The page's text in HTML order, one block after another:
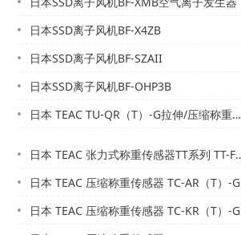
日本SSD离子风机BF-X4ZB
日本SSD离子风机BF-SZAII
日本SSD离子风机BF-OHP3B
日本 TEAC TU-QR（T）-G拉伸/压缩称重传感器
日本 TEAC 张力式称重传感器TT系列 TT-FR（T）-G
日本 TEAC 压缩称重传感器 TC-AR（T）-G
日本 TEAC 压缩称重传感器 TC-KR（T）-G